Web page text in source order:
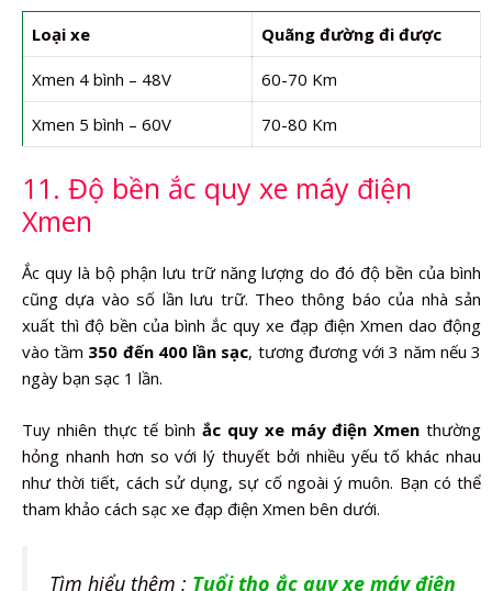
Loại xe Quãng đường đi được
Xmen 4 bình – 48V 60-70 Km
Xmen 5 bình – 60V 70-80 Km
11. Độ bền ắc quy xe máy điện
Xmen
Ắc quy là bộ phận lưu trữ năng lượng do đó độ bền của bình
cũng dựa vào số lần lưu trữ. Theo thông báo của nhà sản
xuất thì độ bền của bình ắc quy xe đạp điện Xmen dao động
vào tầm 350 đến 400 lần sạc, tương đương với 3 năm nếu 3
ngày bạn sạc 1 lần.
Tuy nhiên thực tế bìnhắc quy xe máy điện Xmen thường
hỏng nhanh hơn so với lý thuyết bởi nhiều yếu tố khác nhau
như thời tiết, cách sử dụng, sự cố ngoài ý muôn. Bạn có thể
tham khảo cách sạc xe đạp điện Xmen bên dưới.
Tìm hiểu thêm : Tuổi thọ ắc quy xe máy điện